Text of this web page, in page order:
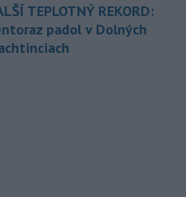
TEPLOTNÝ REKORD:
padol v Dolných